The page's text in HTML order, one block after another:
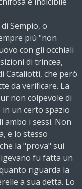
Sempio, o
più "non
con gli occhiali
di trincea,
Cataliotti, che però
da verificare. La
non colpevole di
in un certo spazio
ambo i sessi. Non
e lo stesso
la "prova" sui
fu fatta un
riguarda la
a sua detta. Lo